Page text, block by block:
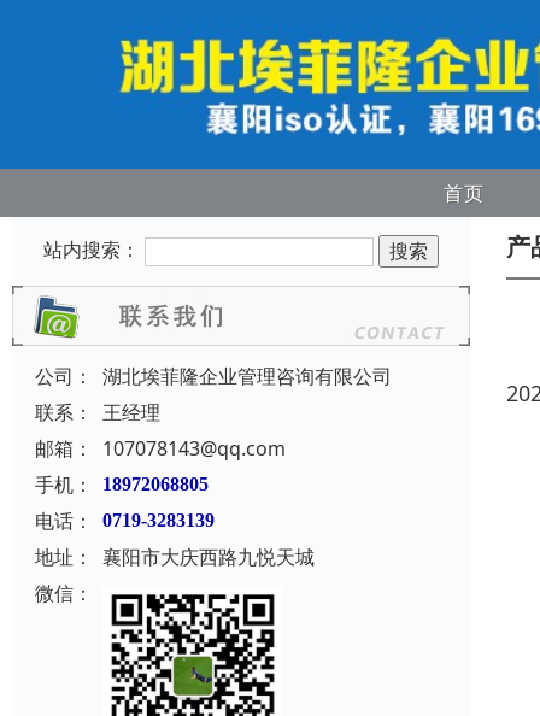
首页
站内搜索：
公司：
湖北埃菲隆企业管理咨询有限公司
联系：
王经理
邮箱：
107078143@qq.com
手机：
18972068805
电话： 0719-3283139
地址：
襄阳市大庆西路九悦天城
微信：
产